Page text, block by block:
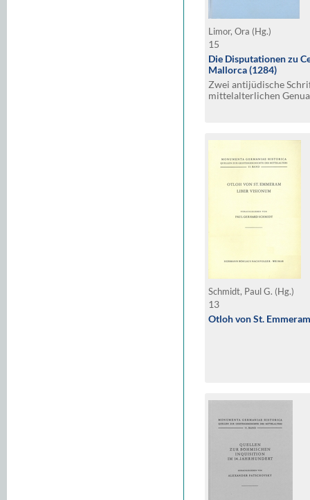
Limor, Ora (Hg.)
15
Die Disputationen zu
Mallorca (1284)
Zwei antijüdische
mittelalterlichen Genua
Schmidt, Paul G. (Hg.)
13
Otloh von St.